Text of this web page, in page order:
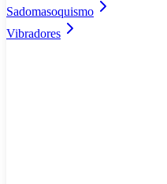
Sadomasoquismo
Vibradores